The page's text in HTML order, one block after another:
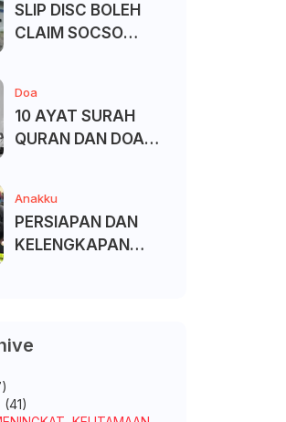
SLIP DISC BOLEH
CLAIM SOCSO
Doa
10 AYAT SURAH
QURAN DAN DOA
Anakku
PERSIAPAN DAN
KELENGKAPAN
(41)